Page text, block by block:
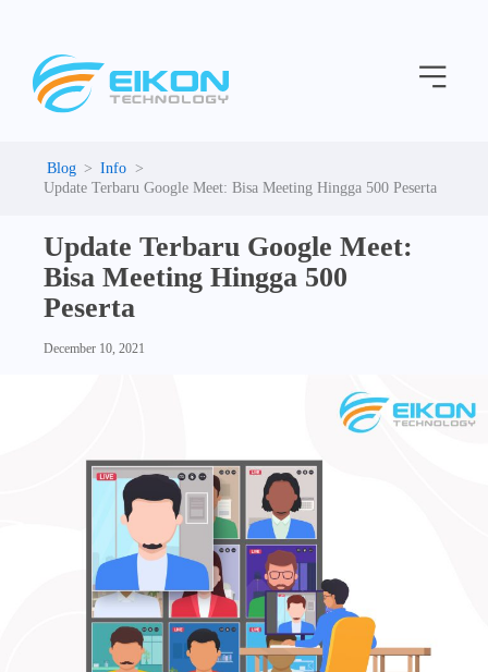
content
Menu
Info
Update Terbaru Google Meet: Bisa Meeting Hingga 500 Peserta
Update Terbaru Google Meet:
Bisa Meeting Hingga 500
Peserta
December 10, 2021
e
g
i
e